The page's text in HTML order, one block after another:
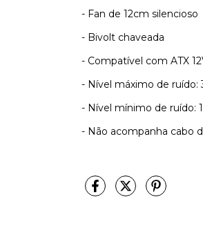
- Fan de 12cm silencioso
- Bivolt chaveada
- Compatível com ATX
- Nível máximo de ruído:
- Nível mínimo de ruído:
- Não acompanha cabo